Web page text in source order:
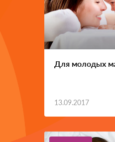
Для молодых
13.09.2017